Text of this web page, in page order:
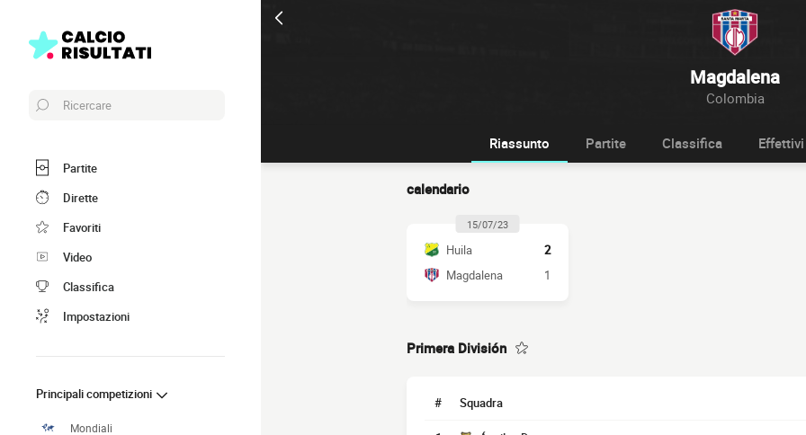
Magdalena
Colombia
Ricercare
Partite
Dirette
Favoriti
Video
Classifica
Impostazioni
Principali competizioni
Mondiali
Riassunto Partite Classifica Effettivi
calendario
15/07/23
Huila
2
Magdalena
1
Primera División
# Squadra